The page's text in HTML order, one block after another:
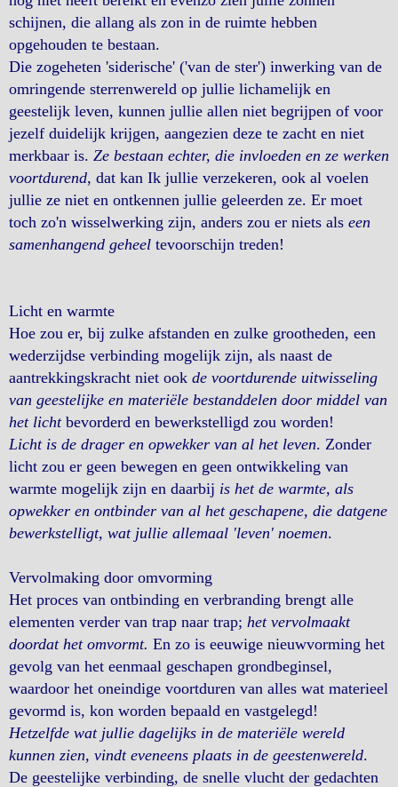
schijnen, die allang als zon in de ruimte hebben
opgehouden te bestaan.
Die zogeheten 'siderische' ('van de ster') inwerking van de
omringende sterrenwereld op jullie lichamelijk en
geestelijk leven, kunnen jullie allen niet begrijpen of voor
jezelf duidelijk krijgen, aangezien deze te zacht en niet
merkbaar is. Ze bestaan echter, die invloeden en ze werken
voortdurend, dat kan Ik jullie verzekeren, ook al voelen
jullie ze niet en ontkennen jullie geleerden ze. Er moet
toch zo'n wisselwerking zijn, anders zou er niets als een
samenhangend geheel tevoorschijn treden!
Licht en warmte
Hoe zou er, bij zulke afstanden en zulke grootheden, een
wederzijdse verbinding mogelijk zijn, als naast de
aantrekkingskracht niet ook de voortdurende uitwisseling
van geestelijke en materiële bestanddelen door middel van
het lichtbevorderd en bewerkstelligd zou worden!
Licht is de drager en opwekker van al het leven. Zonder
licht zou er geen bewegen en geen ontwikkeling van
warmte mogelijk zijn en daarbij is het de warmte, als
opwekker en ontbinder van al het geschapene, die datgene
bewerkstelligt, wat jullie allemaal 'leven' noemen.
Vervolmaking door omvorming
Het proces van ontbinding en verbranding brengt alle
elementen verder van trap naar trap; het vervolmaakt
doordat het omvormt. En zo is eeuwige nieuwvorming het
gevolg van het eenmaal geschapen grondbeginsel,
waardoor het oneindige voortduren van alles wat materieel
gevormd is, kon worden bepaald en vastgelegd!
Hetzelfde wat jullie dagelijks in de materiële wereld
kunnen zien, vindt eveneens plaats in de geestenwereld.
De geestelijke verbinding, de snelle vlucht der gedachten